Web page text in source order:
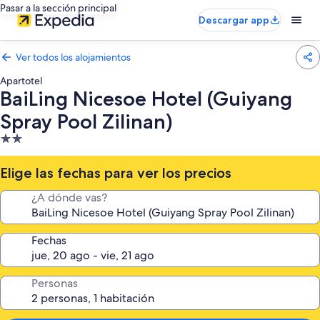
Pasar a la sección principal
Descargar app
Ver todos los alojamientos
Apartotel
BaiLing Nicesoe Hotel (Guiyang
Spray Pool Zilinan)
Alojamiento
de
2.0 estrellas
Elige las fechas para ver los precios
¿A dónde vas?
Fechas
Personas